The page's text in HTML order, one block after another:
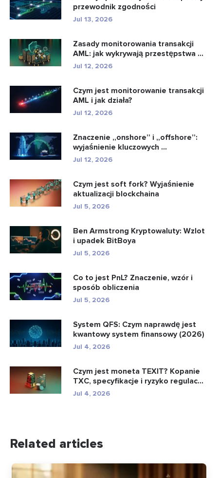
przewodnik zgodności
Jul 13, 2026
Zasady monitorowania transakcji
AML: jak wykrywają przestępstwa ...
Jul 12, 2026
Czym jest monitorowanie transakcji
AML i jak działa?
Jul 12, 2026
Znaczenie „onshore” i „offshore”:
wyjaśnienie kluczowych ...
Jul 12, 2026
Czym jest soft fork? Wyjaśnienie
aktualizacji blockchaina
Jul 5, 2026
Ben Armstrong Kryptowaluty: Wzlot
i upadek BitBoya
Jul 5, 2026
Co to jest PnL? Znaczenie, wzór i
sposób obliczenia
Jul 5, 2026
System QFS: Czym naprawdę jest
kwantowy system finansowy (2026)
Jul 4, 2026
Czym jest moneta TEXIT? Kopanie
TXC, specyfikacje i ryzyko regulac...
Jul 4, 2026
Related articles